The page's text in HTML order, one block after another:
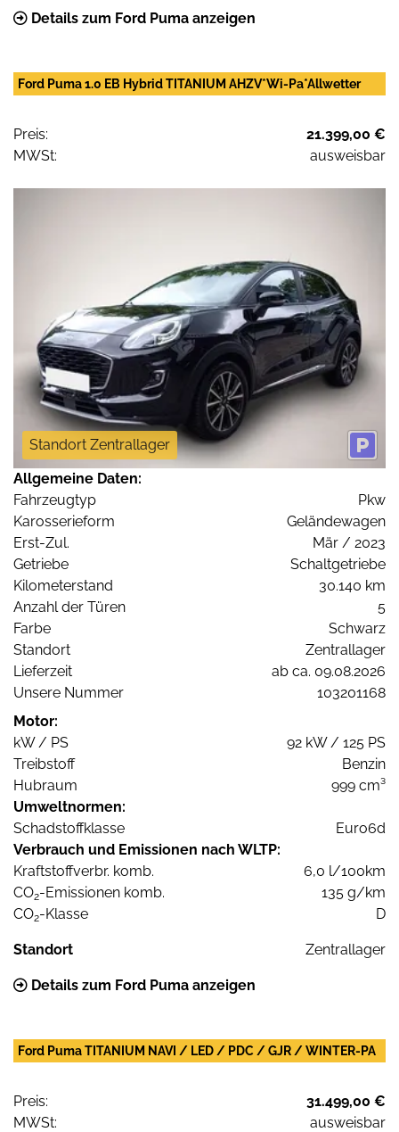
Details zum Ford Puma anzeigen
Ford Puma 1.0 EB Hybrid TITANIUM AHZV*Wi-Pa*Allwetter
Preis:
21.399,00 €
MWSt:
ausweisbar
Standort Zentrallager
Allgemeine Daten:
Fahrzeugtyp
Pkw
Karosserieform
Geländewagen
Erst-Zul.
Mär / 2023
Getriebe
Schaltgetriebe
Kilometerstand
30.140 km
Anzahl der Türen
5
Farbe
Schwarz
Standort
Zentrallager
Lieferzeit
ab ca. 09.08.2026
Unsere Nummer
103201168
Motor:
kW / PS
92 kW / 125 PS
Treibstoff
Benzin
Hubraum
999 cm³
Umweltnormen:
Schadstoffklasse
Euro6d
Verbrauch und Emissionen nach WLTP:
Kraftstoffverbr. komb.
6,0 l/100km
CO2-Emissionen komb.
135 g/km
CO2-Klasse D
Standort Zentrallager
Details zum Ford Puma anzeigen
Ford Puma TITANIUM NAVI / LED / PDC / GJR / WINTER-PA
Preis:
31.499,00 €
MWSt:
ausweisbar